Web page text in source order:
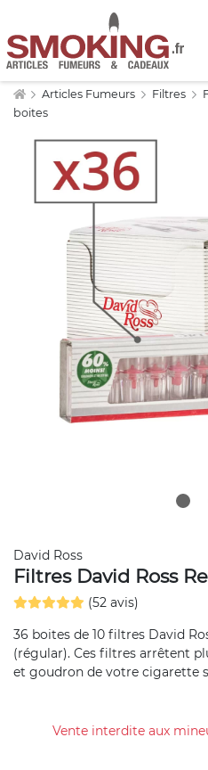
Articles Fumeurs Filtres
boites
David Ross
Filtres David Ross
(52 avis)
36 boites de 10 filtres David
(régular). Ces filtres arrêtent
et goudron de votre cigarette
Vente interdite aux